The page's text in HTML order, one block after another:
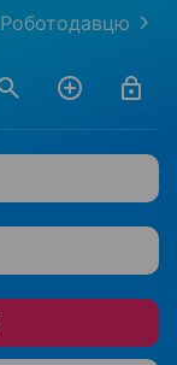
Роботодавцю